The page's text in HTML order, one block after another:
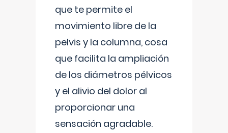
que te permite el
movimiento libre de la
pelvis y la columna, cosa
que facilita la ampliación
de los diámetros pélvicos
y el alivio del dolor al
proporcionar una
sensación agradable.